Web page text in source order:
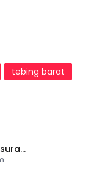
tebing barat